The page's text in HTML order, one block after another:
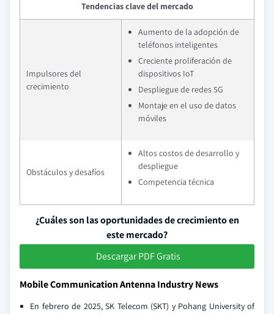
Tendencias clave del mercado
Impulsores del
crecimiento
Aumento de la adopción de
teléfonos inteligentes
Creciente proliferación de
dispositivos IoT
Despliegue de redes 5G
Montaje en el uso de datos
móviles
Obstáculos y desafíos
Altos costos de desarrollo y
despliegue
Competencia técnica
¿Cuáles son las oportunidades de crecimiento en
este mercado?
Descargar PDF Gratis
Mobile Communication Antenna Industry News
En febrero de 2025, SK Telecom (SKT) y Pohang University of